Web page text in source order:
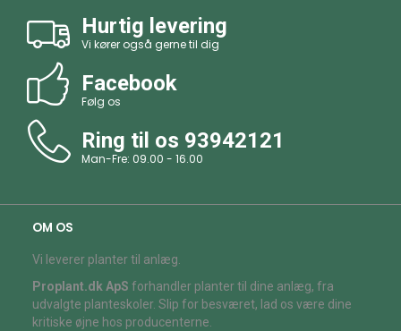
Hurtig levering
Vi kører også gerne til dig
Facebook
Følg os
Ring til os 93942121
Man-Fre: 09.00 - 16.00
OM OS
Vi leverer planter til anlæg.
Proplant.dk ApS forhandler planter til dine anlæg, fra
udvalgte planteskoler. Slip for besværet, lad os være dine
kritiske øjne hos producenterne.